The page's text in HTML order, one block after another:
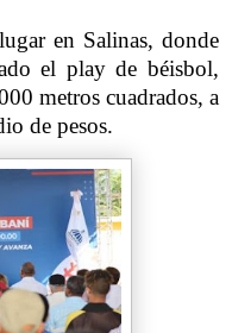
en Salinas, donde
el play de béisbol,
metros cuadrados, a
de pesos.